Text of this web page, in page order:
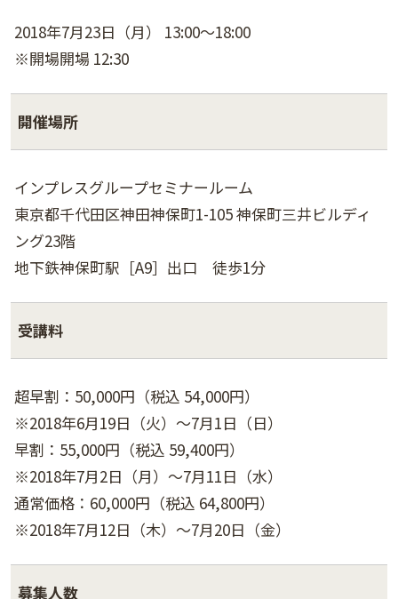
2018年7月23日（月） 13:00～18:00
※開場開場 12:30
開催場所
インプレスグループセミナールーム
東京都千代田区神田神保町1-105 神保町三井ビルディ
ング23階
地下鉄神保町駅［A9］出口 徒歩1分
受講料
超早割：50,000円（税込 54,000円）
※2018年6月19日（火）～7月1日（日）
早割：55,000円（税込 59,400円）
※2018年7月2日（月）～7月11日（水）
通常価格：60,000円（税込 64,800円）
※2018年7月12日（木）～7月20日（金）
募集人数